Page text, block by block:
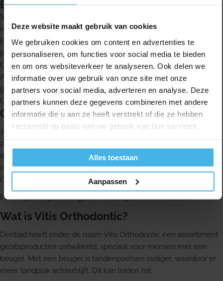
Deze website maakt gebruik van cookies
We gebruiken cookies om content en advertenties te
personaliseren, om functies voor social media te bieden
en om ons websiteverkeer te analyseren. Ook delen we
informatie over uw gebruik van onze site met onze
partners voor social media, adverteren en analyse. Deze
partners kunnen deze gegevens combineren met andere
informatie die u aan ze heeft verstrekt of die ze hebben
verzameld op basis van uw gebruik van hun services.
Alles toestaan
Aanpassen
Eigenschappen
Speciaal ontwikkeld voor gebruik direct na chirurgische ingrepen
in de mond
Extra zachte Dupont Tynex borstelharen voor voorzichtig
poetsen
Ook geschikt bij wondjes of aften
Aanbevolen voor het poetsen van tanden en kiezen bij zeer
gevoelig tandvlees
Geleverd met een handig en hygiënisch beschermkapje
Gebruik
Je kunt de steel van de tandenborstel eventueel voorbuigen,
zodat je ook bij moeilijk bereikbare plekken kunt komen. Gebruik
de tandenborstel twee maal daags. De tandenborstel is ideaal in
combinatie met bijvoorbeeld Dentaid Perio Aid tandpasta of Vitis
Gingival tandpasta.
Per verpakking ontvang je 1 Vitis Surgical tandenborstel.
Wat is Vitis Orthodontic?
Dentaid heeft onder de naam Vitis Orthodontic een assortiment
gebitsproducten ontwikkeld, speciaal voor mensen met een
beugel. Met een beugel is tandenpoetsen lastiger, waardoor er
meer tandplak achterblijft. Dit kan leiden tot: